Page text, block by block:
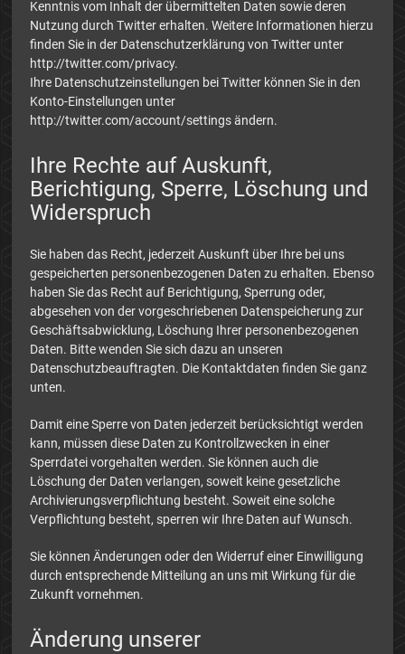
Kenntnis vom Inhalt der übermittelten Daten sowie deren
Nutzung durch Twitter erhalten. Weitere Informationen hierzu
finden Sie in der Datenschutzerklärung von Twitter unter
http://twitter.com/privacy.
Ihre Datenschutzeinstellungen bei Twitter können Sie in den
Konto-Einstellungen unter
http://twitter.com/account/settings ändern.
Ihre Rechte auf Auskunft,
Berichtigung, Sperre, Löschung und
Widerspruch
Sie haben das Recht, jederzeit Auskunft über Ihre bei uns
gespeicherten personenbezogenen Daten zu erhalten. Ebenso
haben Sie das Recht auf Berichtigung, Sperrung oder,
abgesehen von der vorgeschriebenen Datenspeicherung zur
Geschäftsabwicklung, Löschung Ihrer personenbezogenen
Daten. Bitte wenden Sie sich dazu an unseren
Datenschutzbeauftragten. Die Kontaktdaten finden Sie ganz
unten.
Damit eine Sperre von Daten jederzeit berücksichtigt werden
kann, müssen diese Daten zu Kontrollzwecken in einer
Sperrdatei vorgehalten werden. Sie können auch die
Löschung der Daten verlangen, soweit keine gesetzliche
Archivierungsverpflichtung besteht. Soweit eine solche
Verpflichtung besteht, sperren wir Ihre Daten auf Wunsch.
Sie können Änderungen oder den Widerruf einer Einwilligung
durch entsprechende Mitteilung an uns mit Wirkung für die
Zukunft vornehmen.
Änderung unserer